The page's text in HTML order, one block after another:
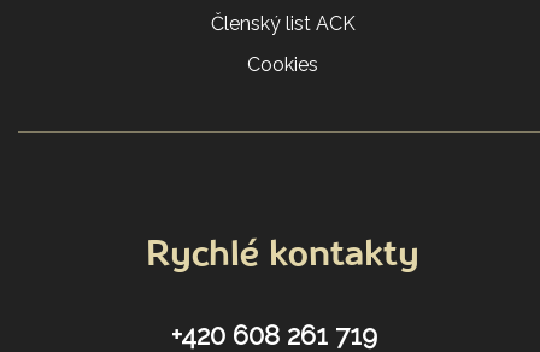
Členský list ACK
Cookies
Rychlé kontakty
+420 608 261 719